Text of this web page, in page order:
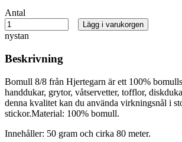
Antal
nystan
Lägg i varukorgen
Beskrivning
Bomull 8/8 från Hjertegarn är ett 100%
handdukar, grytor, våtservetter, tofflor,
denna kvalitet kan du använda virkningsnål i
stickor.Material: 100% bomull.
Innehåller: 50 gram och cirka 80 meter.